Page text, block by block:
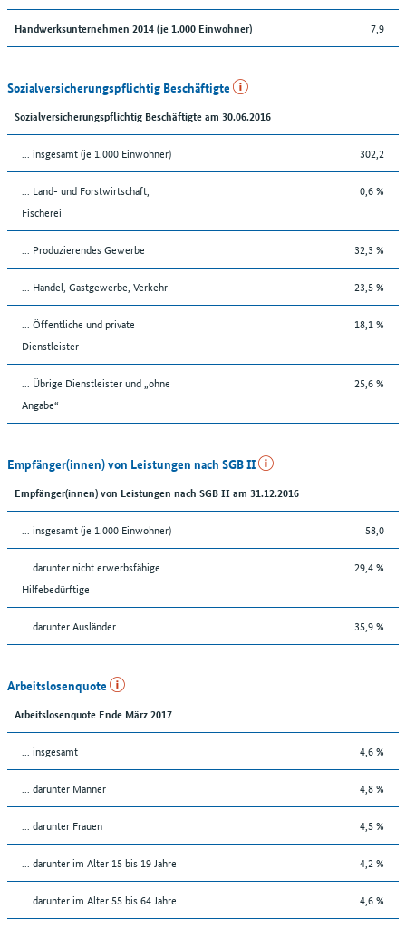
Handwerksunternehmen 2014 (je 1.000 Einwohner) 7,9
Sozialversicherungspflichtig Beschäftigte
Sozialversicherungspflichtig Beschäftigte am 30.06.2016
... insgesamt (je 1.000 Einwohner) 302,2
... Land- und Forstwirtschaft,
Fischerei
0,6 %
... Produzierendes Gewerbe 32,3 %
... Handel, Gastgewerbe, Verkehr 23,5 %
... Öffentliche und private
Dienstleister
18,1 %
... Übrige Dienstleister und „ohne
Angabe“
25,6 %
Empfänger(innen) von Leistungen nach SGB II
Empfänger(innen) von Leistungen nach SGB II am 31.12.2016
... insgesamt (je 1.000 Einwohner) 58,0
... darunter nicht erwerbsfähige
Hilfebedürftige
29,4 %
... darunter Ausländer 35,9 %
Arbeitslosenquote
Arbeitslosenquote Ende März 2017
... insgesamt 4,6 %
... darunter Männer 4,8 %
... darunter Frauen 4,5 %
... darunter im Alter 15 bis 19 Jahre 4,2 %
... darunter im Alter 55 bis 64 Jahre 4,6 %